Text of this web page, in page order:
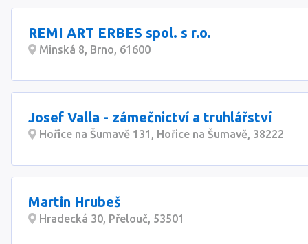
REMI ART ERBES spol. s r.o.
Minská 8, Brno, 61600
Josef Valla - zámečnictví a truhlářství
Hořice na Šumavě 131, Hořice na Šumavě, 38222
Martin Hrubeš
Hradecká 30, Přelouč, 53501